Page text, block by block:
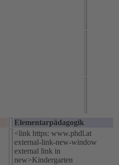
Elementarpädagogik
<link https: www.phdl.at
external-link-new-window
external link in
new>Kindergarten